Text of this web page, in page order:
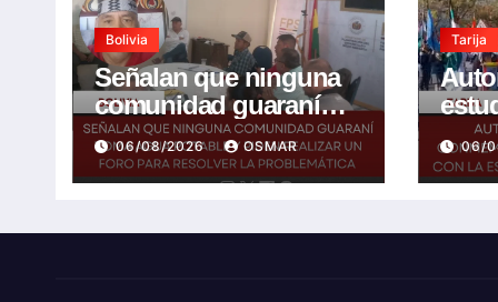
Bolivia
Señalan que ninguna
comunidad guaraní
toma agua potable y
piden realizar un Foro
para resolver la
06/08/2026 OSMAR
Tarija
06/